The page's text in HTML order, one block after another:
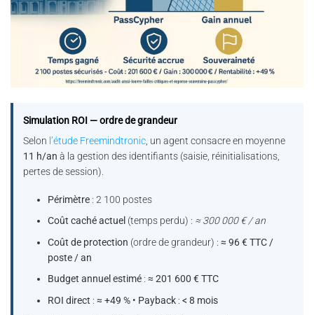
Simulation ROI — ordre de grandeur
Selon l’étude Freemindtronic , un agent consacre en moyenne
11 h/an à la gestion des identifiants (saisie, réinitialisations,
pertes de session).
Périmètre : 2 100 postes
Coût caché actuel (temps perdu) : ≈ 300 000 € / an
Coût de protection (ordre de grandeur) :≈ 96 € TTC /
poste / an
Budget annuel estimé :≈ 201 600 € TTC
ROI direct :≈ +49 % • Payback :< 8 mois